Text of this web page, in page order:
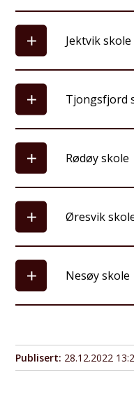
Jektvik skole
Tjongsfjord
Rødøy skole
Øresvik
Nesøy skole
Publisert 28.12.2022